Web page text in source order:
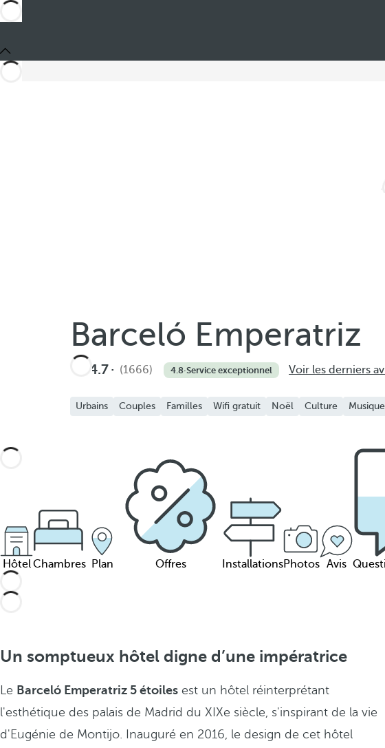
Barceló Emperatriz
4.7 (1666) 4.8·Service exceptionnel Voir les derniers
Urbains Couples Familles Wifi gratuit Noël Culture Musique
HôtelChambres Plan Offres InstallationsPhotos Avis
Un somptueux hôtel digne d’une impératrice
Le Barceló Emperatriz 5 étoiles est un hôtel réinterprétant
l'esthétique des palais de Madrid du XIXe siècle, s'inspirant de la vie
d'Eugénie de Montijo. Inauguré en 2016, le design de cet hôtel